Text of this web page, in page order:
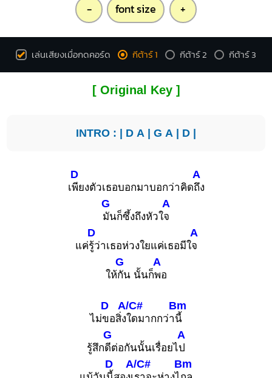
- font size +
เล่นเสียงเมื่อกดคอร์ด กีต้าร์ 1 กีต้าร์ 2 กีต้าร์ 3
[ Original Key ]
INTRO : | D A | G A | D |
เ
D
พียงตัวเธอบอกมาบอกว่าคิด
A
ถึง
G
มันก็ซึ้งถึงหัวใ
A
จ
แค่
D
รู้ว่าเธอห่วงใยแค่เธอมีใ
A
จ
ให้
G
กัน นั้นก็
A
พอ
ไม่
D
ขอสิ่ง
A/C#
ใดมากกว่า
Bm
นี้
รู้สึก
G
ดีต่อกันนั้นเรื่อยไ
A
ป
D A/C# Bm